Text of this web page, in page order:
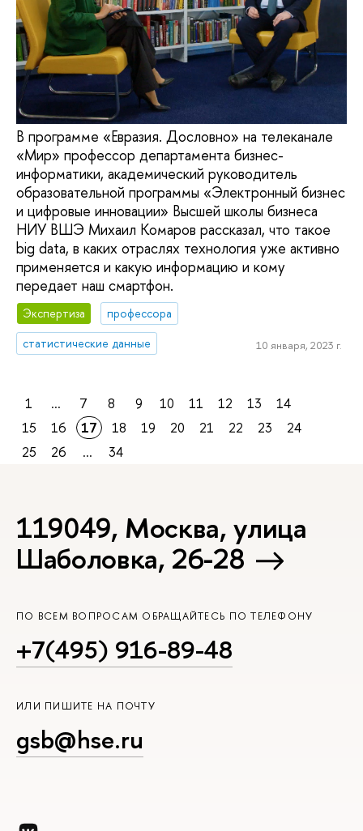
В программе «Евразия. Дословно» на телеканале
«Мир» профессор департамента бизнес-
информатики, академический руководитель
образовательной программы «Электронный бизнес
и цифровые инновации» Высшей школы бизнеса
НИУ ВШЭ Михаил Комаров рассказал, что такое
big data, в каких отраслях технология уже активно
применяется и какую информацию и кому
передает наш смартфон.
Экспертиза
профессора
статистические данные
10 января, 2023 г.
1 ... 7 8 9 10 11 12 13
14
15
16 17 18 19 20 21 22 23
24
25
26 ... 34
119049, Москва, улица
Шаболовка, 26-28
ПО ВСЕМ ВОПРОСАМ ОБРАЩАЙТЕСЬ ПО ТЕЛЕФОНУ
+7(495) 916-89-48
ИЛИ ПИШИТЕ НА ПОЧТУ
gsb@hse.ru